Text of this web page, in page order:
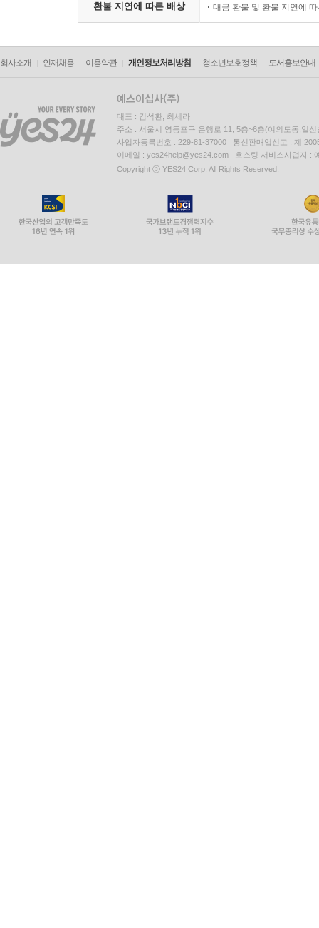
환불 지연에 따른 배상 대금 환불 및 환불 지연에
회사소개 인재채용 이용약관 개인정보처리방침 청소년보호정책 도서홍보안내
대표 : 김석환, 최세라
주소 : 서울시 영등포구 은행로 11, 5층~6층(여의도동,일신
사업자등록번호 : 229-81-37000 통신판매업신고 : 제
이메일 : yes24help@yes24.com 호스팅 서비스사업자 :
Copyright ⓒ YES24 Corp. All Rights Reserved.